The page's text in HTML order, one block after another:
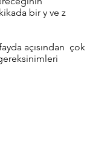
bir y ve z
açısından çok